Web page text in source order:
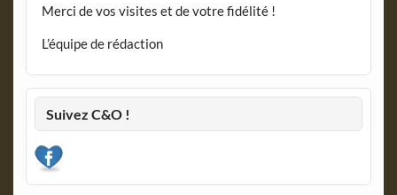
Merci de vos visites et de votre fidélité !
L’équipe de rédaction
Suivez C&O !